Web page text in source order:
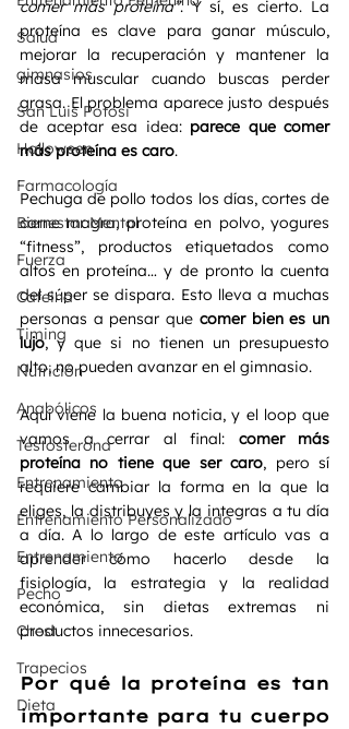
Salud
gimnasios
San Luis Potosi
Halloween
Farmacología
Bienestar Mental
Fuerza
Cafeina
Timing
Nutrición
Anabólicos
Testosterona
Entrenamiento
Entrenamiento Personalizado
Entrenamiento
Pecho
Chest
Trapecios
Dieta
comer más proteína”. Y sí, es cierto. La
proteína es clave para ganar músculo,
mejorar la recuperación y mantener la
masa muscular cuando buscas perder
grasa. El problema aparece justo después
de aceptar esa idea: parece que comer
más proteína es caro.
Pechuga de pollo todos los días, cortes de
carne magra, proteína en polvo, yogures
“fitness”, productos etiquetados como
altos en proteína… y de pronto la cuenta
del súper se dispara. Esto lleva a muchas
personas a pensar que comer bien es un
lujo, y que si no tienen un presupuesto
alto, no pueden avanzar en el gimnasio.
Aquí viene la buena noticia, y el loop que
vamos a cerrar al final: comer más
proteína no tiene que ser caro, pero sí
requiere cambiar la forma en la que la
eliges, la distribuyes y la integras a tu día
a día. A lo largo de este artículo vas a
aprender cómo hacerlo desde la
fisiología, la estrategia y la realidad
económica, sin dietas extremas ni
productos innecesarios.
Por qué la proteína es tan
importante para tu cuerpo